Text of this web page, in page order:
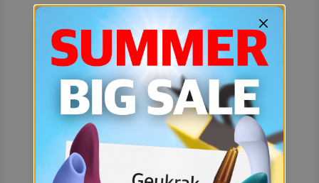
예상치 못한 에러입니다.